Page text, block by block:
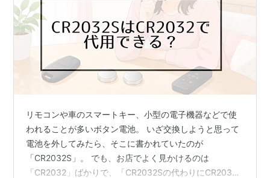
リモコンや車のスマートキー、小型の電子機器などで使
われることが多いボタン電池。 いざ交換しようと思って
電池を外してみたら、そこに書かれていたのが
「CR2032S」。 でも、お店でよく見かけるのは
「CR2032」ばかりで、「CR2032Sの代わりにCR2032